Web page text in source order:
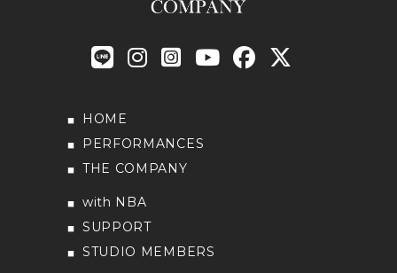
HOME
PERFORMANCES
THE COMPANY
with NBA
SUPPORT
STUDIO MEMBERS